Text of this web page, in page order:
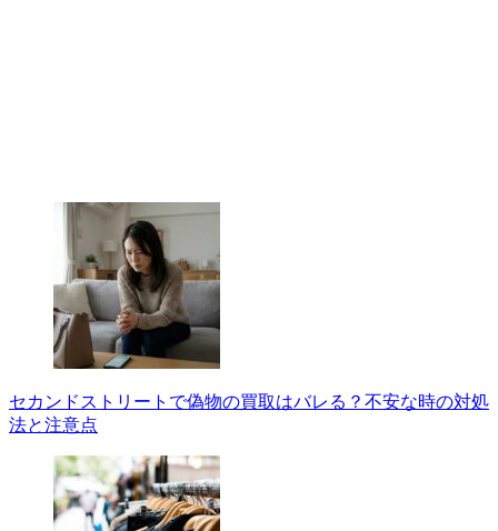
セカンドストリートで偽物の買取はバレる？不安な時の対処
法と注意点